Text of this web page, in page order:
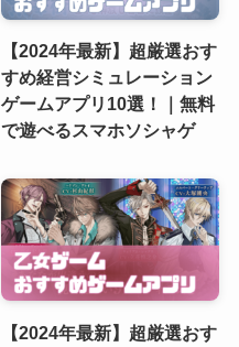
【2024年最新】超厳選おす
すめ経営シミュレーション
ゲームアプリ10選！｜無料
で遊べるスマホソシャゲ
【2024年最新】超厳選おす